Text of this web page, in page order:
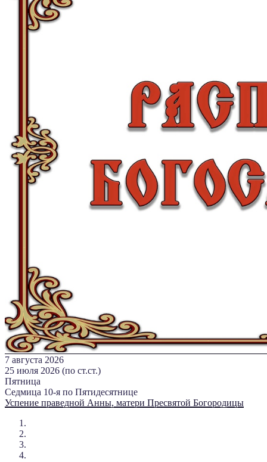
7 августа 2026
25 июля 2026 (по ст.ст.)
Пятница
Седмица 10-я по Пятидесятнице
Успение праведной Анны, матери Пресвятой Богородицы